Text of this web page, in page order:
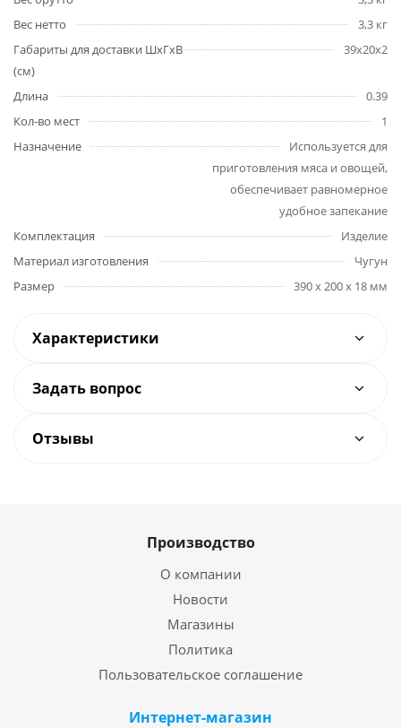
Вес нетто
3,3 кг
Габариты для доставки ШхГхВ
(см)
39x20x2
Длина
0.39
Кол-во мест
1
Назначение
Используется для
приготовления мяса и овощей,
обеспечивает равномерное
удобное запекание
Комплектация
Изделие
Материал изготовления
Чугун
Размер
390 х 200 х 18 мм
Характеристики
Задать вопрос
Отзывы
Производство
О компании
Новости
Магазины
Политика
Пользовательское соглашение
Интернет-магазин